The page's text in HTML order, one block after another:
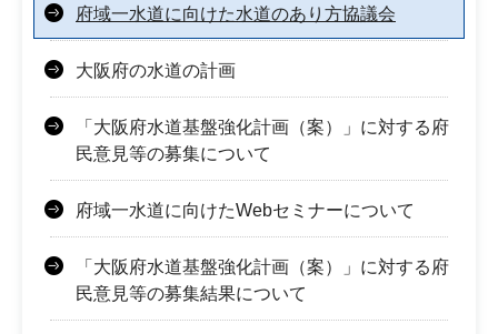
府域一水道に向けた水道のあり方協議会
大阪府の水道の計画
「大阪府水道基盤強化計画（案）」に対する府
民意見等の募集について
府域一水道に向けたWebセミナーについて
「大阪府水道基盤強化計画（案）」に対する府
民意見等の募集結果について